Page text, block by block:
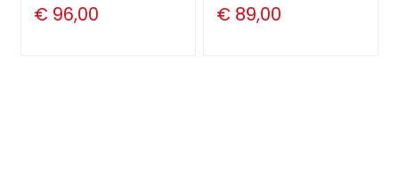
€ 96,00 € 89,00